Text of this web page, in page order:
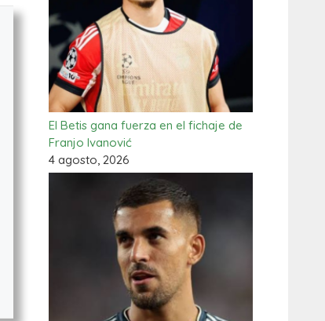
El Betis gana fuerza en el fichaje de
Franjo Ivanović
4 agosto, 2026